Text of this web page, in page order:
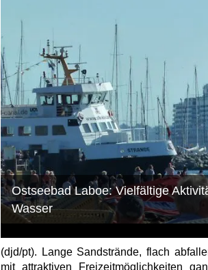
Ostseebad Laboe: Vielfältige
Wasser
(djd/pt). Lange Sandstrände, flach
mit attraktiven Freizeitmöglichkeiten